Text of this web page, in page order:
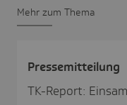
Mehr zum Thema
Pres­se­mit­tei­lung
TK-Report: